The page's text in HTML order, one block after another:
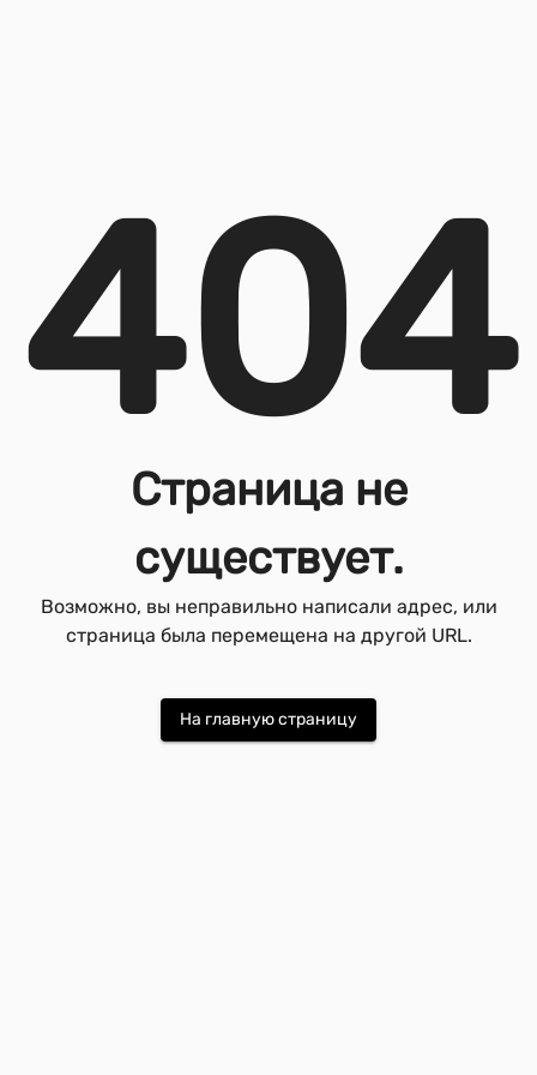
404
Страница не
существует.
Возможно, вы неправильно написали адрес, или
страница была перемещена на другой URL.
На главную страницу